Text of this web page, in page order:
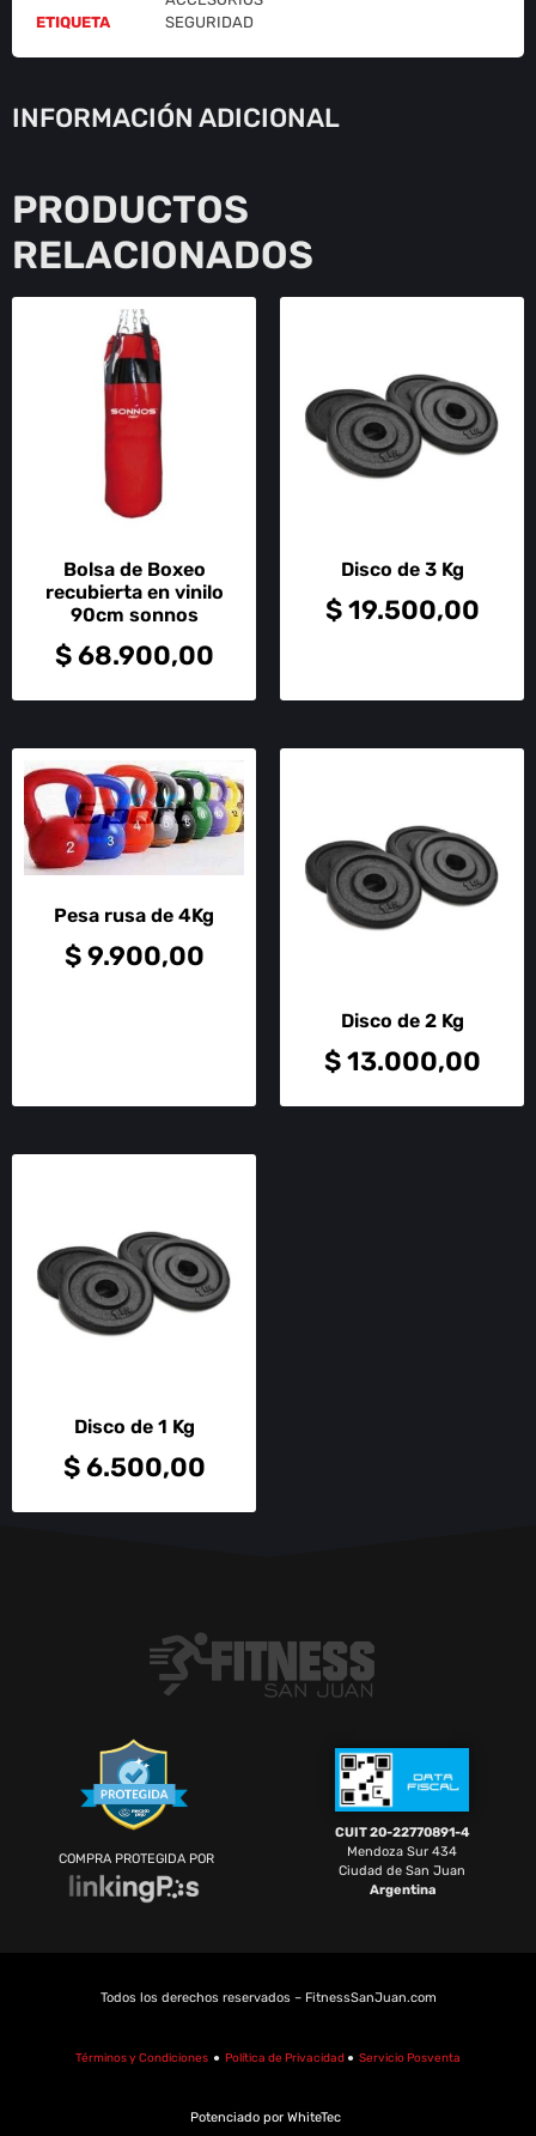
ETIQUETA
SEGURIDAD
INFORMACIÓN ADICIONAL
PRODUCTOS
RELACIONADOS
Bolsa de Boxeo
recubierta en vinilo
90cm sonnos
$68.900,00
Disco de 3 Kg
$19.500,00
Pesa rusa de 4Kg
$9.900,00
Disco de 2 Kg
$13.000,00
Disco de 1 Kg
$6.500,00
COMPRA PROTEGIDA POR
CUIT 20-22770891-4
Mendoza Sur 434
Ciudad de San Juan
Argentina
Todos los derechos reservados – FitnessSanJuan.com
Términos y Condiciones ● Política de Privacidad ● Servicio Posventa
Potenciado por WhiteTec